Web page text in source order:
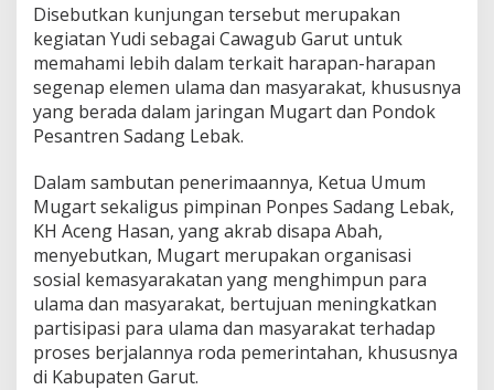
Disebutkan kunjungan tersebut merupakan
kegiatan Yudi sebagai Cawagub Garut untuk
memahami lebih dalam terkait harapan-harapan
segenap elemen ulama dan masyarakat, khususnya
yang berada dalam jaringan Mugart dan Pondok
Pesantren Sadang Lebak.
Dalam sambutan penerimaannya, Ketua Umum
Mugart sekaligus pimpinan Ponpes Sadang Lebak,
KH Aceng Hasan, yang akrab disapa Abah,
menyebutkan, Mugart merupakan organisasi
sosial kemasyarakatan yang menghimpun para
ulama dan masyarakat, bertujuan meningkatkan
partisipasi para ulama dan masyarakat terhadap
proses berjalannya roda pemerintahan, khususnya
di Kabupaten Garut.